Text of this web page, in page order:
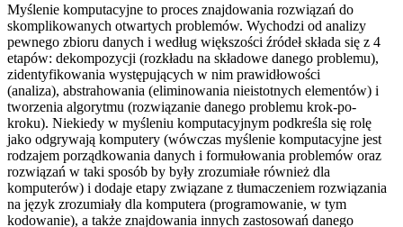
Myślenie komputacyjne to proces znajdowania rozwiązań do
skomplikowanych otwartych problemów. Wychodzi od analizy
pewnego zbioru danych i według większości źródeł składa się z 4
etapów: dekompozycji (rozkładu na składowe danego problemu),
zidentyfikowania występujących w nim prawidłowości
(analiza), abstrahowania (eliminowania nieistotnych elementów) i
tworzenia algorytmu (rozwiązanie danego problemu krok-po-
kroku). Niekiedy w myśleniu komputacyjnym podkreśla się rolę
jako odgrywają komputery (wówczas myślenie komputacyjne jest
rodzajem porządkowania danych i formułowania problemów oraz
rozwiązań w taki sposób by były zrozumiałe również dla
komputerów) i dodaje etapy związane z tłumaczeniem rozwiązania
na język zrozumiały dla komputera (programowanie, w tym
kodowanie), a także znajdowania innych zastosowań danego